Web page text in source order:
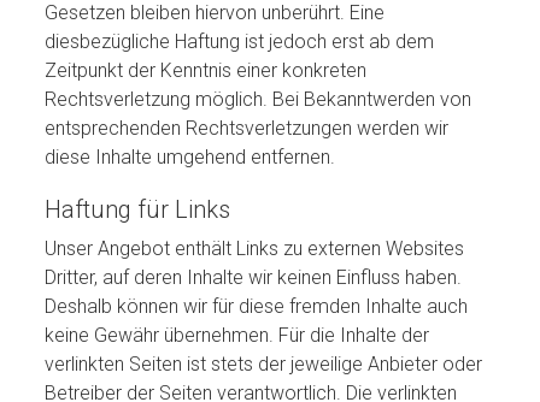
Gesetzen bleiben hiervon unberührt. Eine
diesbezügliche Haftung ist jedoch erst ab dem
Zeitpunkt der Kenntnis einer konkreten
Rechtsverletzung möglich. Bei Bekanntwerden von
entsprechenden Rechtsverletzungen werden wir
diese Inhalte umgehend entfernen.
Haftung für Links
Unser Angebot enthält Links zu externen Websites
Dritter, auf deren Inhalte wir keinen Einfluss haben.
Deshalb können wir für diese fremden Inhalte auch
keine Gewähr übernehmen. Für die Inhalte der
verlinkten Seiten ist stets der jeweilige Anbieter oder
Betreiber der Seiten verantwortlich. Die verlinkten